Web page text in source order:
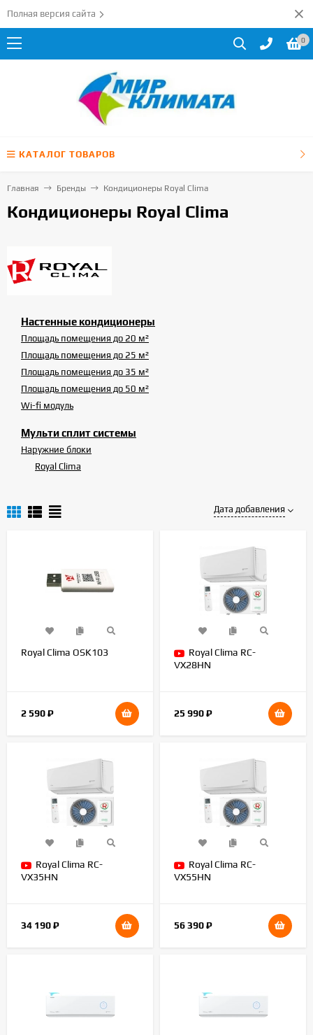
Полная версия сайта
0
КАТАЛОГ ТОВАРОВ
Главная Бренды Кондиционеры Royal Clima
Кондиционеры Royal Clima
Настенные кондиционеры
Площадь помещения до 20 м²
Площадь помещения до 25 м²
Площадь помещения до 35 м²
Площадь помещения до 50 м²
Wi-fi модуль
Мульти сплит системы
Наружние блоки
Royal Clima
Дата добавления
Royal Clima OSK103
2 590₽
Royal Clima RC-
VX28HN
25 990₽
Royal Clima RC-
VX35HN
34 190₽
Royal Clima RC-
VX55HN
56 390₽